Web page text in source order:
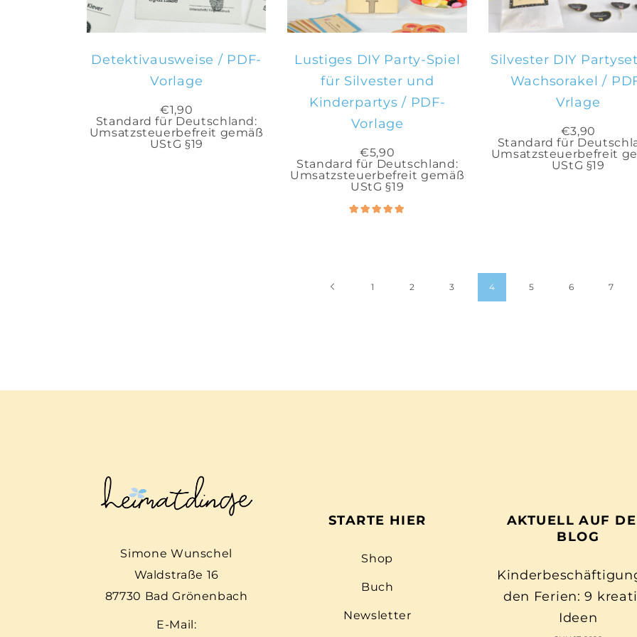
Detektivausweise / PDF-
Vorlage
€1,90
Standard für Deutschland:
Umsatzsteuerbefreit gemäß
UStG §19
Lustiges DIY Party-Spiel
für Silvester und
Kinderpartys / PDF-
Vorlage
€5,90
Standard für Deutschland:
Umsatzsteuerbefreit gemäß
UStG §19
Silvester DIY
Wachsorakel /
Vrlage
€3,90
Standard für
Umsatzsteuerbefreit
UStG §19
1 2 3 4 5 6 7
Simone Wunschel
Waldstraße 16
87730 Bad Grönenbach
E-Mail:
STARTE HIER
Shop
Buch
Newsletter
AKTUELL AUF
BLOG
den Ferien: 9
Ideen